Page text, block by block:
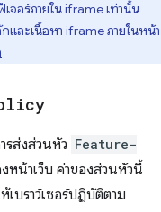
จอร์ภายใน iframe เท่านั้น
ละเนื้อหา iframe ภายในหน้า
รส่งส่วนหัว Feature-
หน้าเว็บ ค่าของส่วนหัวนี้
บราว์เซอร์ปฏิบัติตาม